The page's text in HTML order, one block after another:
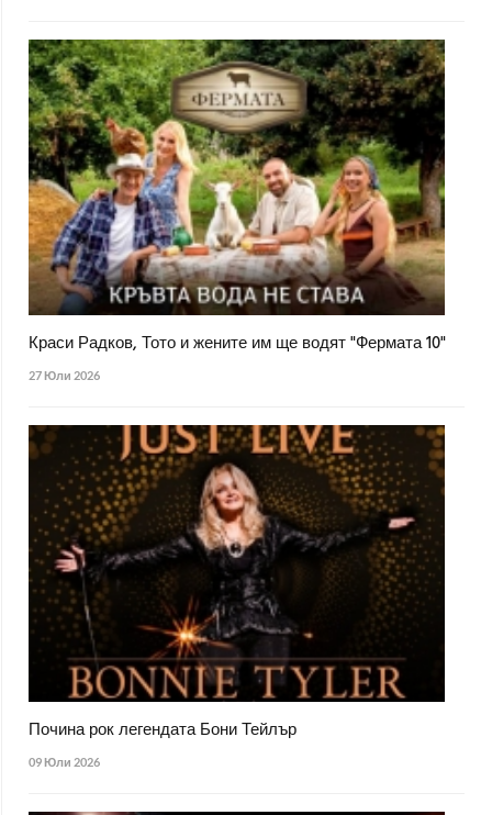
Краси Радков, Тото и жените им ще водят "Фермата 10"
27 Юли 2026
Почина рок легендата Бони Тейлър
09 Юли 2026